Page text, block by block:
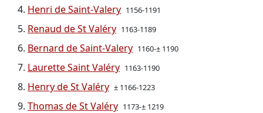
Henri de Saint-Valery 1156-1191
Renaud de St Valéry 1163-1189
Bernard de Saint-Valery 1160-± 1190
Laurette Saint Valéry 1163-1190
Henry de St Valéry ± 1166-1223
Thomas de St Valéry 1173-± 1219